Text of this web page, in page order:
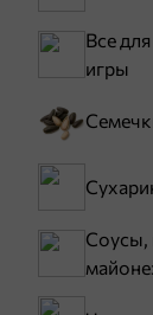
Все для
игры
Соусы,